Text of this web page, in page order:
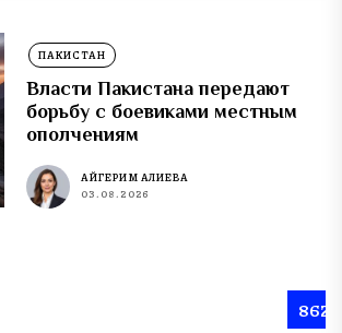
ПАКИСТАН
Власти Пакистана передают
борьбу с боевиками местным
ополчениям
АЙГЕРИМ АЛИЕВА
03.08.2026
862